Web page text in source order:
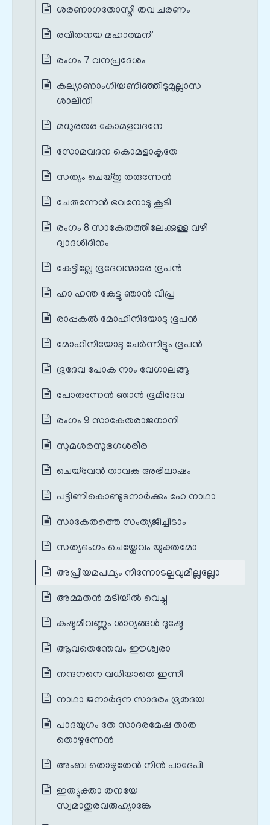
ശരണാഗതോസ്മി തവ ചരണം
രവിതനയ മഹാത്മന്
രംഗം 7 വനപ്രദേശം
കല്യാണാംഗിയണിഞ്ഞീടുമുല്ലാസ
ശാലിനി
മധുരതര കോമളവദനേ
സോമവദന കൊമളാകൃതേ
സത്യം ചെയ്തു തരുന്നേന്‍
ചേരുന്നേന്‍ ഭവനോടു കൂടി
രംഗം 8 സാകേതത്തിലേക്കുള്ള വഴി
ദ്വാദശിദിനം
കേട്ടില്ലേ ഭൂദേവന്മാരേ ഭൂപന്‍
ഹാ ഹന്ത കേട്ടു ഞാന്‍ വിപ്ര
രാപ്പകല്‍ മോഹിനിയോടു ഭൂപന്‍
മോഹിനിയോടു ചേര്‍ന്നിട്ടും ഭൂപന്‍
ഭൂദേവ പോക നാം വേഗാലങ്ങു
പോരുന്നേന്‍ ഞാന്‍ ഭൂമിദേവ
രംഗം 9 സാകേതരാജധാനി
സുമശരസുഭഗശരീര
ചെയ്‌വേന്‍ താവക അഭിലാഷം
പട്ടിണികൊണ്ടുടനാര്‍ക്കും ഹേ നാഥാ
സാകേതത്തെ സംത്യജിച്ചീടാം
സത്യഭംഗം ചെയ്തേവം യുക്തമോ
അപ്രിയമപഥ്യം നിന്നോടല്പവുമില്ലല്ലോ
അമ്മതന്‍ മടിയില്‍ വെച്ചു
കഷ്ടമീവണ്ണം ശാഠ്യങ്ങള്‍ ദുഷ്ടേ
ആവതെന്തേവം ഈശ്വരാ
നന്ദനനെ വധിയാതെ ഇന്നീ
നാഥാ ജനാര്‍ദ്ദന സാദരം ഭൂതദയ
പാദയുഗം തേ സാദരമേഷ താത
തൊഴുന്നേന്‍
അംബ തൊഴുതേന്‍ നിന്‍ പാദേപി
ഇത്യുക്താ തനയേ
സ്വമാതുരവരുഹ്യാങ്കേ